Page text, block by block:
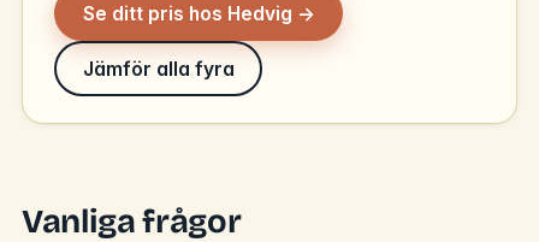
Se ditt pris hos Hedvig →
Jämför alla fyra
Vanliga frågor